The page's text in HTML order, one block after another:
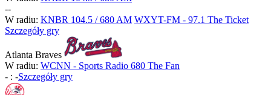
--
W radiu: KNBR 104.5 / 680 AM WXYT-FM - 97.1 The Ticket
Szczegóły gry
Atlanta Braves
W radiu: WCNN - Sports Radio 680 The Fan
- : -Szczegóły gry